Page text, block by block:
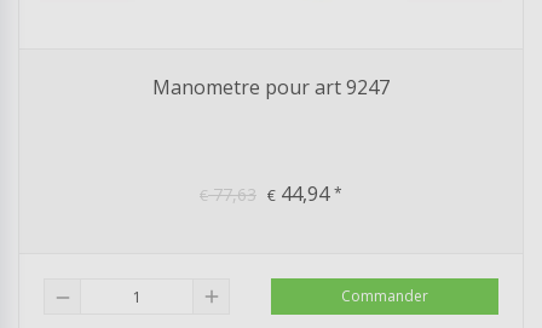
Manometre pour art 9247
€77,63 € 44,94*
remove add Commander